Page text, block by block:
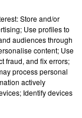
LES
NANA
Quand
Store and/or
Use profiles to
audiences through
content; Use
fraud, and fix errors;
process personal
actively
Identify devices